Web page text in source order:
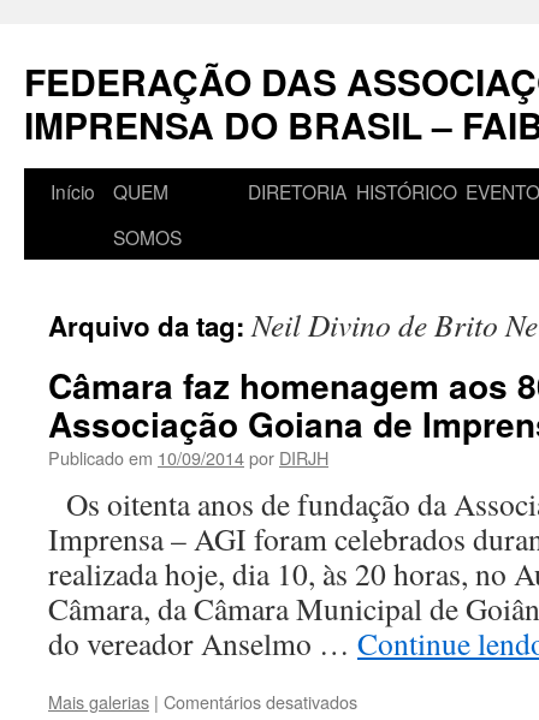
conteúdo
FEDERAÇÃO DAS
IMPRENSA DO BRASIL –
Início
QUEM
SOMOS
DIRETORIA HISTÓRICO
Arquivo da tag:Neil Divino de Brito
Câmara faz homenagem aos
Associação Goiana de
Publicado em 10/09/2014por DIRJH
Os oitenta anos de fundação da
Imprensa – AGI foram celebrados
realizada hoje, dia 10, às 20 horas, no
Câmara, da Câmara Municipal de
do vereador Anselmo … Continue
Mais galerias | Comentários desativadosem